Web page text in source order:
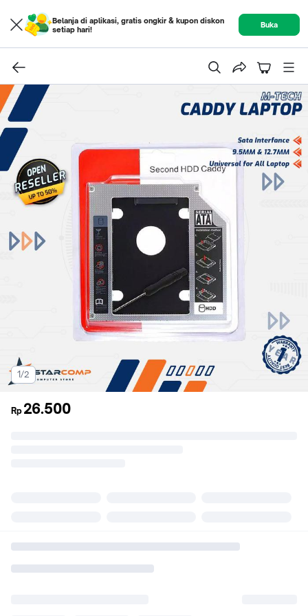
Belanja di aplikasi, gratis ongkir & kupon diskon
setiap hari!
Buka
1/2
Rp 26.500